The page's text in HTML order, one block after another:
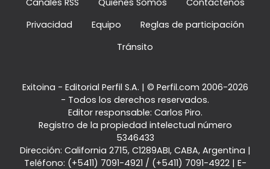
Privacidad
Equipo
Reglas de participación
Tránsito
Exitoina - Editorial Perfil S.A. | © Perfil.com 2006-2026
- Todos los derechos reservados.
Editor responsable: Carlos Piro.
Registro de la propiedad intelectual número
5346433
Dirección: California 2715, C1289ABI, CABA, Argentina |
Teléfono: (+5411) 7091-4921 / (+5411) 7091-4922| E-